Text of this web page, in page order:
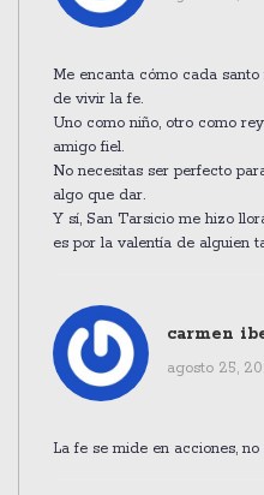
Me encanta cómo cada
de vivir la fe.
Uno como niño, otro como
amigo fiel.
No necesitas ser perfecto
algo que dar.
Y sí, San Tarsicio me hizo
es por la valentía de alguien
carmen
agosto 25,
La fe se mide en acciones, no